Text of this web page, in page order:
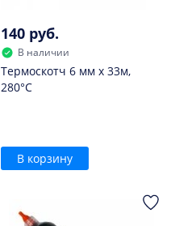
140 руб.
В наличии
Термоскотч 6 мм х 33м,
280°С
В корзину